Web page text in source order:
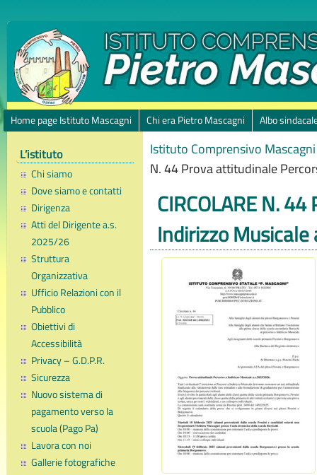
Home page Istituto Mascagni Chi era Pietro Mascagni Albo
L’istituto
Chi siamo
Dove siamo e contatti
Dirigenza
Atti del Dirigente a.s.
2025/26
Struttura
Organizzativa
Ufficio Relazioni con il
Pubblico
Obiettivi di
Accessibilità
Privacy – G.D.P.R.
Sicurezza
Nuovo sistema di
pagamento verso la
scuola (Pago Pa)
Lavora con noi
Gallerie fotografiche
Istituto Comprensivo
N. 44 Prova attitudinale
CIRCOLARE N.
Indirizzo